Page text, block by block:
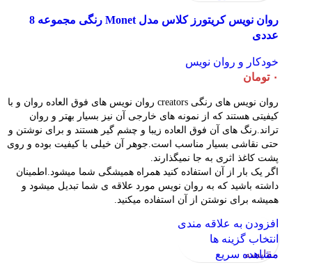
روان نویس کریتورز کلاس مدل Monet رنگی مجموعه 8
عددی
خودکار و روان نویس
۰ تومان
روان نویس های رنگی creators روان نویس های فوق العاده روان و با
کیفیتی هستند که از نمونه های خارجی آن نیز بسیار بهتر و روان
تراند.رنگ های آن فوق العاده زیبا و چشم گیر هستند و برای نوشتن و
حتی نقاشی بسیار مناسب است.جوهر آن خیلی با کیفیت بوده و روی
پشت کاغذ اثری به جا نمیگذارند.
اگر یک بار از آن استفاده کنید همراه همیشگی شما میشود.اطمینان
داشته باشید که به روان نویس مورد علاقه ی شما تبدیل میشود و
همیشه برای نوشتن از آن استفاده میکنید.
افزودن به علاقه مندی
انتخاب گزینه ها
مشاهده سریع
مقایسه